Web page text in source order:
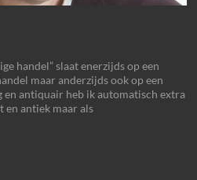
handel” slaat enerzijds op een
maar anderzijds ook op een
en antiquair heb ik automatisch extra
en antiek maar als